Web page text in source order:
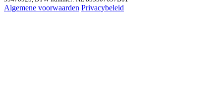
Algemene voorwaarden Privacybeleid